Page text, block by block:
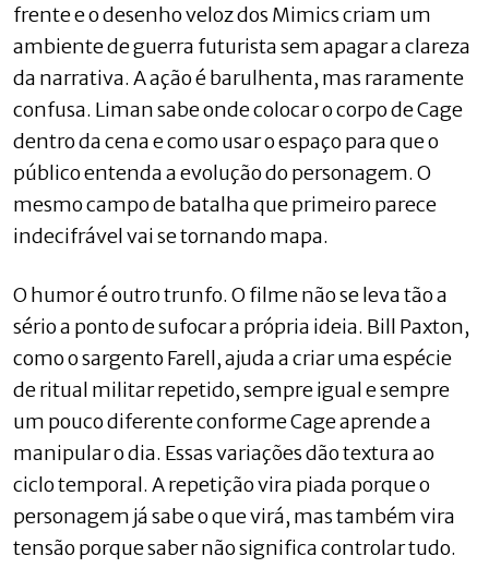
frente e o desenho veloz dos Mimics criam um
ambiente de guerra futurista sem apagar a clareza
da narrativa. A ação é barulhenta, mas raramente
confusa. Liman sabe onde colocar o corpo de Cage
dentro da cena e como usar o espaço para que o
público entenda a evolução do personagem. O
mesmo campo de batalha que primeiro parece
indecifrável vai se tornando mapa.
O humor é outro trunfo. O filme não se leva tão a
sério a ponto de sufocar a própria ideia. Bill Paxton,
como o sargento Farell, ajuda a criar uma espécie
de ritual militar repetido, sempre igual e sempre
um pouco diferente conforme Cage aprende a
manipular o dia. Essas variações dão textura ao
ciclo temporal. A repetição vira piada porque o
personagem já sabe o que virá, mas também vira
tensão porque saber não significa controlar tudo.